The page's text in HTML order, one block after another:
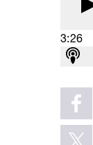
3:26